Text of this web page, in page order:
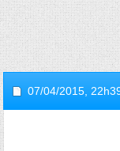
07/04/2015,